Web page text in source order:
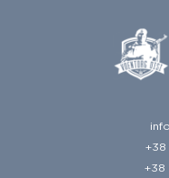
+38
+38